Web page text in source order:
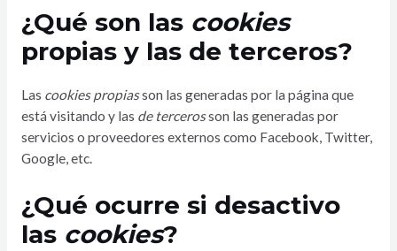
¿Qué son las cookies
propias y las de terceros?
Las cookies propiasson las generadas por la página que
está visitando y las de tercerosson las generadas por
servicios o proveedores externos como Facebook, Twitter,
Google, etc.
¿Qué ocurre si desactivo
las cookies?